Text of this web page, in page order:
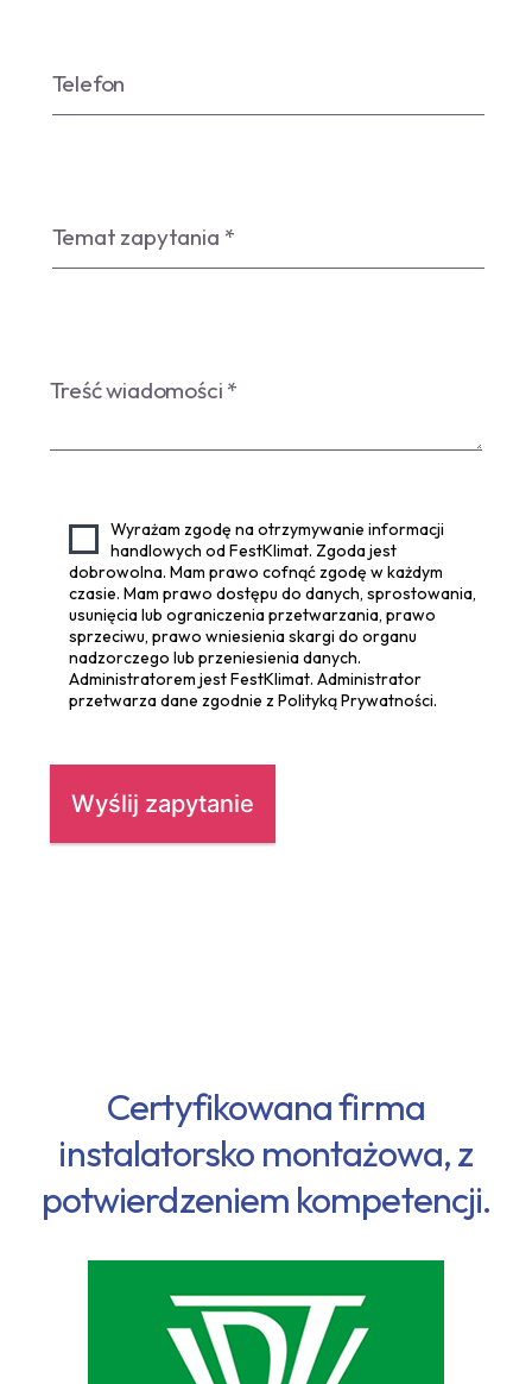
Wyrażam zgodę na otrzymywanie informacji
handlowych od FestKlimat. Zgoda jest
dobrowolna. Mam prawo cofnąć zgodę w każdym
czasie. Mam prawo dostępu do danych, sprostowania,
usunięcia lub ograniczenia przetwarzania, prawo
sprzeciwu, prawo wniesienia skargi do organu
nadzorczego lub przeniesienia danych.
Administratorem jest FestKlimat. Administrator
przetwarza dane zgodnie z Polityką Prywatności.
Certyfikowana firma
instalatorsko montażowa, z
potwierdzeniem kompetencji.